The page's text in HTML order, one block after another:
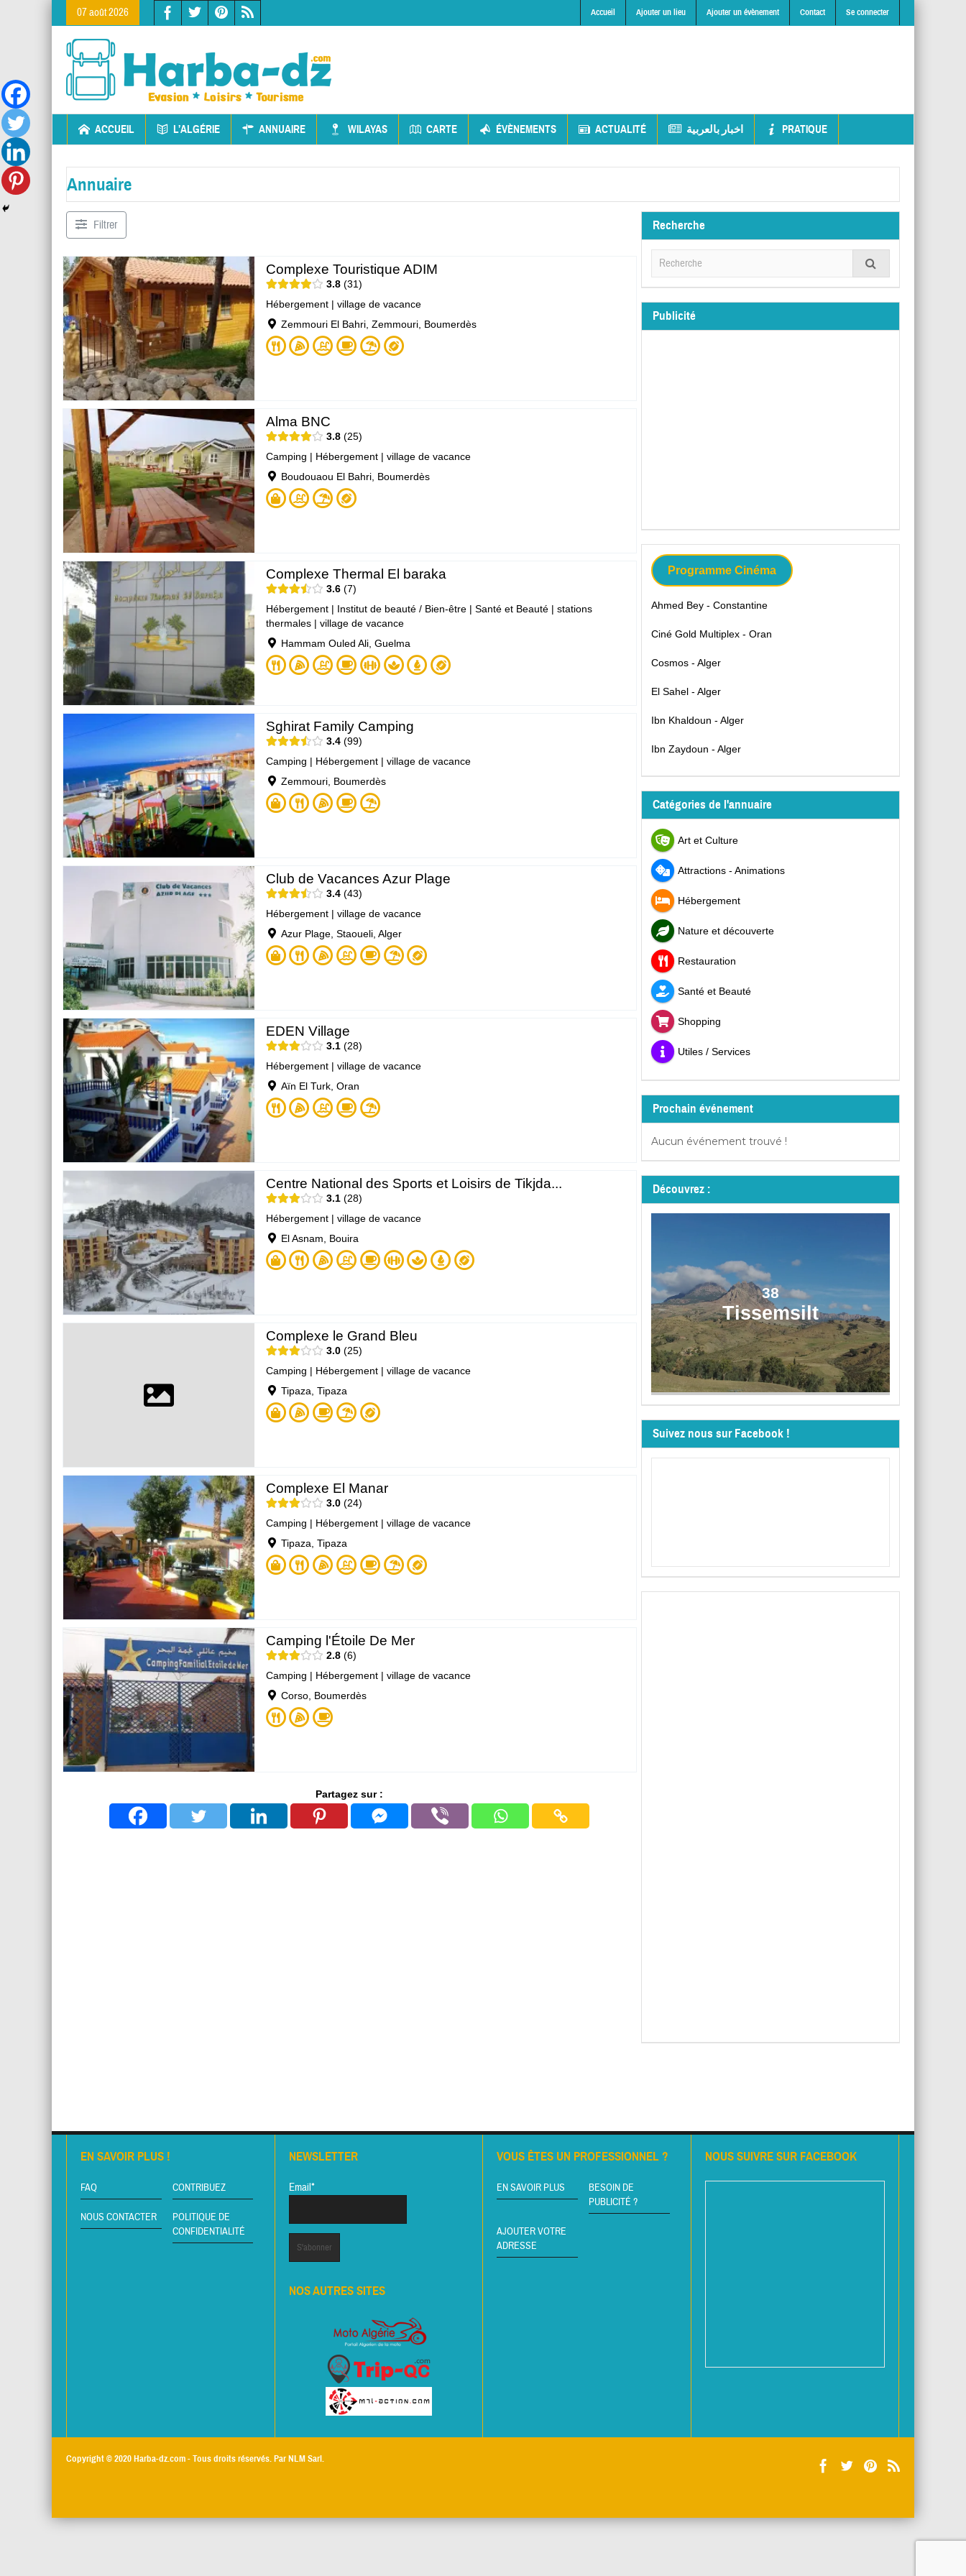
07 août 2026 Accueil Ajouter un lieu Ajouter un évènement Contact Se connecter
ACCUEIL L’ALGÉRIE ANNUAIRE WILAYAS CARTE ÉVÈNEMENTS ACTUALITÉ اخبار بالعربية PRATIQUE
Annuaire
Filtrer
Complexe Touristique ADIM
3.8 31
Hébergement| village de vacance
Zemmouri El Bahri, Zemmouri, Boumerdès
Alma BNC
3.8 25
Camping | Hébergement| village de vacance
Boudouaou El Bahri, Boumerdès
Complexe Thermal El baraka
3.6 7
Hébergement| Institut de beauté / Bien-être| Santé et Beauté| stations
thermales| village de vacance
Hammam Ouled Ali, Guelma
Sghirat Family Camping
3.4 99
Camping | Hébergement| village de vacance
Zemmouri, Boumerdès
Club de Vacances Azur Plage
3.4 43
Hébergement| village de vacance
Azur Plage, Staoueli, Alger
EDEN Village
3.1 28
Hébergement| village de vacance
Aïn El Turk, Oran
Centre National des Sports et Loisirs de Tikjda...
3.1 28
Hébergement| village de vacance
El Asnam, Bouira
Complexe le Grand Bleu
3.0 25
Camping | Hébergement| village de vacance
Tipaza, Tipaza
Complexe El Manar
3.0 24
Camping | Hébergement| village de vacance
Tipaza, Tipaza
Camping l'Étoile De Mer
2.8 6
Camping | Hébergement| village de vacance
Corso, Boumerdès
Partagez sur :
Recherche
Publicité
Programme Cinéma
Ahmed Bey - Constantine
Ciné Gold Multiplex - Oran
Cosmos - Alger
El Sahel - Alger
Ibn Khaldoun - Alger
Ibn Zaydoun - Alger
Catégories de l'annuaire
Art et Culture
Attractions - Animations
Hébergement
Nature et découverte
Restauration
Santé et Beauté
Shopping
Utiles / Services
Prochain événement
Aucun événement trouvé !
Découvrez :
38
Tissemsilt
Suivez nous sur Facebook !
EN SAVOIR PLUS !
FAQ CONTRIBUEZ
NOUS CONTACTER
POLITIQUE DE
CONFIDENTIALITÉ
NEWSLETTER
Email*
NOS AUTRES SITES
VOUS ÊTES UN PROFESSIONNEL ?
EN SAVOIR PLUS
BESOIN DE
PUBLICITÉ ?
AJOUTER VOTRE
ADRESSE
NOUS SUIVRE SUR FACEBOOK
Copyright © 2020Harba-dz.com- Tous droits réservés. Par NLM Sarl.